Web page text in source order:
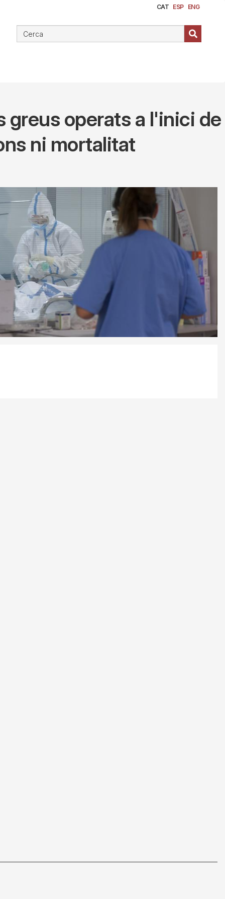
CAT ESP ENG
greus operats a l'inici de
ni mortalitat